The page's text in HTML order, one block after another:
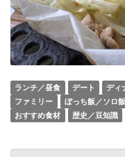
ランチ／昼食 デート ディ
ファミリー
ぼっち飯／ソロ飯
おすすめ食材
歴史／豆知識